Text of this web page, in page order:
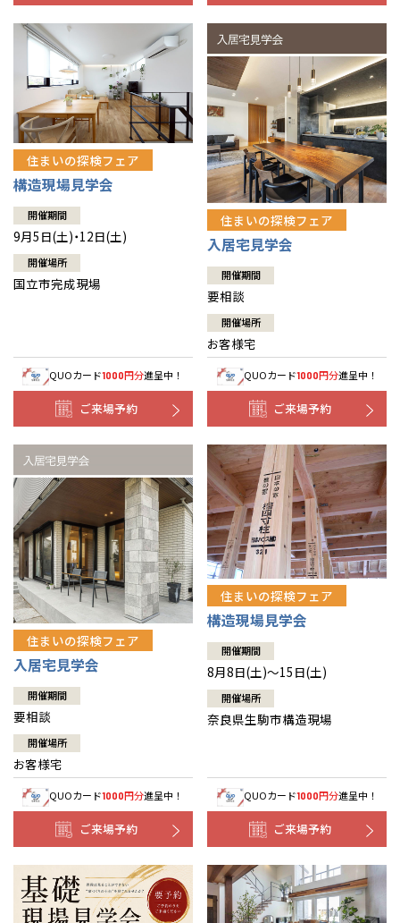
住まいの探検フェア
構造現場見学会
開催期間
9月5日(土)・12日(土)
開催場所
国立市完成現場
QUOカード1000円分進呈中！
ご来場予約
住まいの探検フェア
入居宅見学会
開催期間
要相談
開催場所
お客様宅
QUOカード1000円分進呈中！
ご来場予約
住まいの探検フェア
入居宅見学会
開催期間
要相談
開催場所
お客様宅
QUOカード1000円分進呈中！
ご来場予約
住まいの探検フェア
構造現場見学会
開催期間
8月8日(土)～15日(土)
開催場所
奈良県生駒市構造現場
QUOカード1000円分進呈中！
ご来場予約